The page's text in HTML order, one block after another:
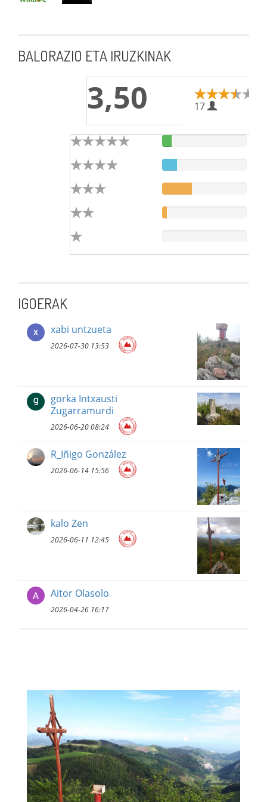
BALORAZIO ETA IRUZKINAK
3,50 17
IGOERAK
xabi untzueta
2026-07-30 13:53
gorka Intxausti
Zugarramurdi
2026-06-20 08:24
R_Iñigo González
2026-06-14 15:56
kalo Zen
2026-06-11 12:45
Aitor Olasolo
2026-04-26 16:17